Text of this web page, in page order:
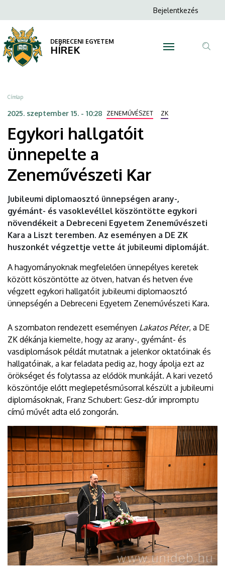
hallgatóit
ünnepelte
Zeneművészeti
Kar
DEBRECENI
EGYETEM
a
tartalomra
Anonim
menüje
Bejelentkezés
DEBRECENI EGYETEM
HÍREK
Morzsa
Címlap
2025. szeptember 15. - 10:28 ZENEMŰVÉSZET ZK
Egykori hallgatóit
ünnepelte a
Zeneművészeti Kar
Jubileumi diplomaosztó ünnepségen arany-,
gyémánt- és vasoklevéllel köszöntötte egykori
növendékeit a Debreceni Egyetem Zeneművészeti
Kara a Liszt teremben. Az eseményen a DE ZK
huszonkét végzettje vette át jubileumi diplomáját.
A hagyományoknak megfelelően ünnepélyes keretek
között köszöntötte az ötven, hatvan és hetven éve
végzett egykori hallgatóit jubileumi diplomaosztó
ünnepségén a Debreceni Egyetem Zeneművészeti Kara.
A szombaton rendezett eseményen Lakatos Péter, a DE
ZK dékánja kiemelte, hogy az arany-, gyémánt- és
vasdiplomások példát mutatnak a jelenkor oktatóinak és
hallgatóinak, a kar feladata pedig az, hogy ápolja ezt az
örökséget és folytassa az elődök munkáját. A kari vezető
köszöntője előtt meglepetésműsorral készült a jubileumi
diplomásoknak, Franz Schubert: Gesz-dúr impromptu
című művét adta elő zongorán.